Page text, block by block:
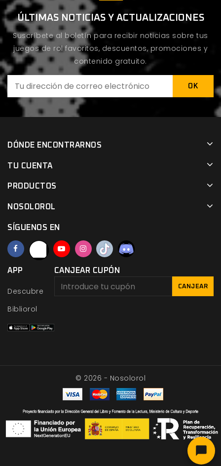
ÚLTIMAS NOTICIAS Y ACTUALIZACIONES
Suscríbete al boletín para recibir noticias sobre tus
juegos de rol favoritos, descuentos, promociones y
contenido gratuito.
DÓNDE ENCONTRARNOS
TU CUENTA
PRODUCTOS
NOSOLOROL
SÍGUENOS EN
APP
Descubre
Bibliorol
CANJEAR CUPÓN
CANJEAR
© 2026 - Nosolorol